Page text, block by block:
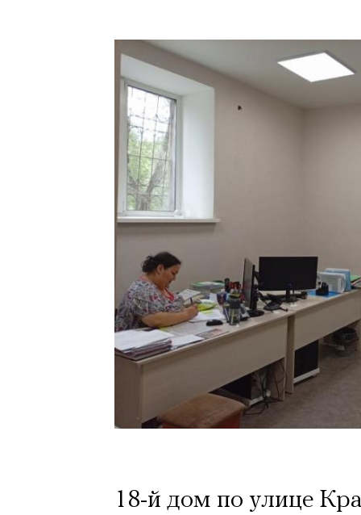
18-й дом по улице